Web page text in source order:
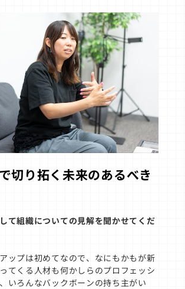
切り拓く未来のあるべき
て組織についての見解を聞かせてくだ
ップは初めてなので、なにもかもが新
てくる人材も何かしらのプロフェッシ
いろんなバックボーンの持ち主がい